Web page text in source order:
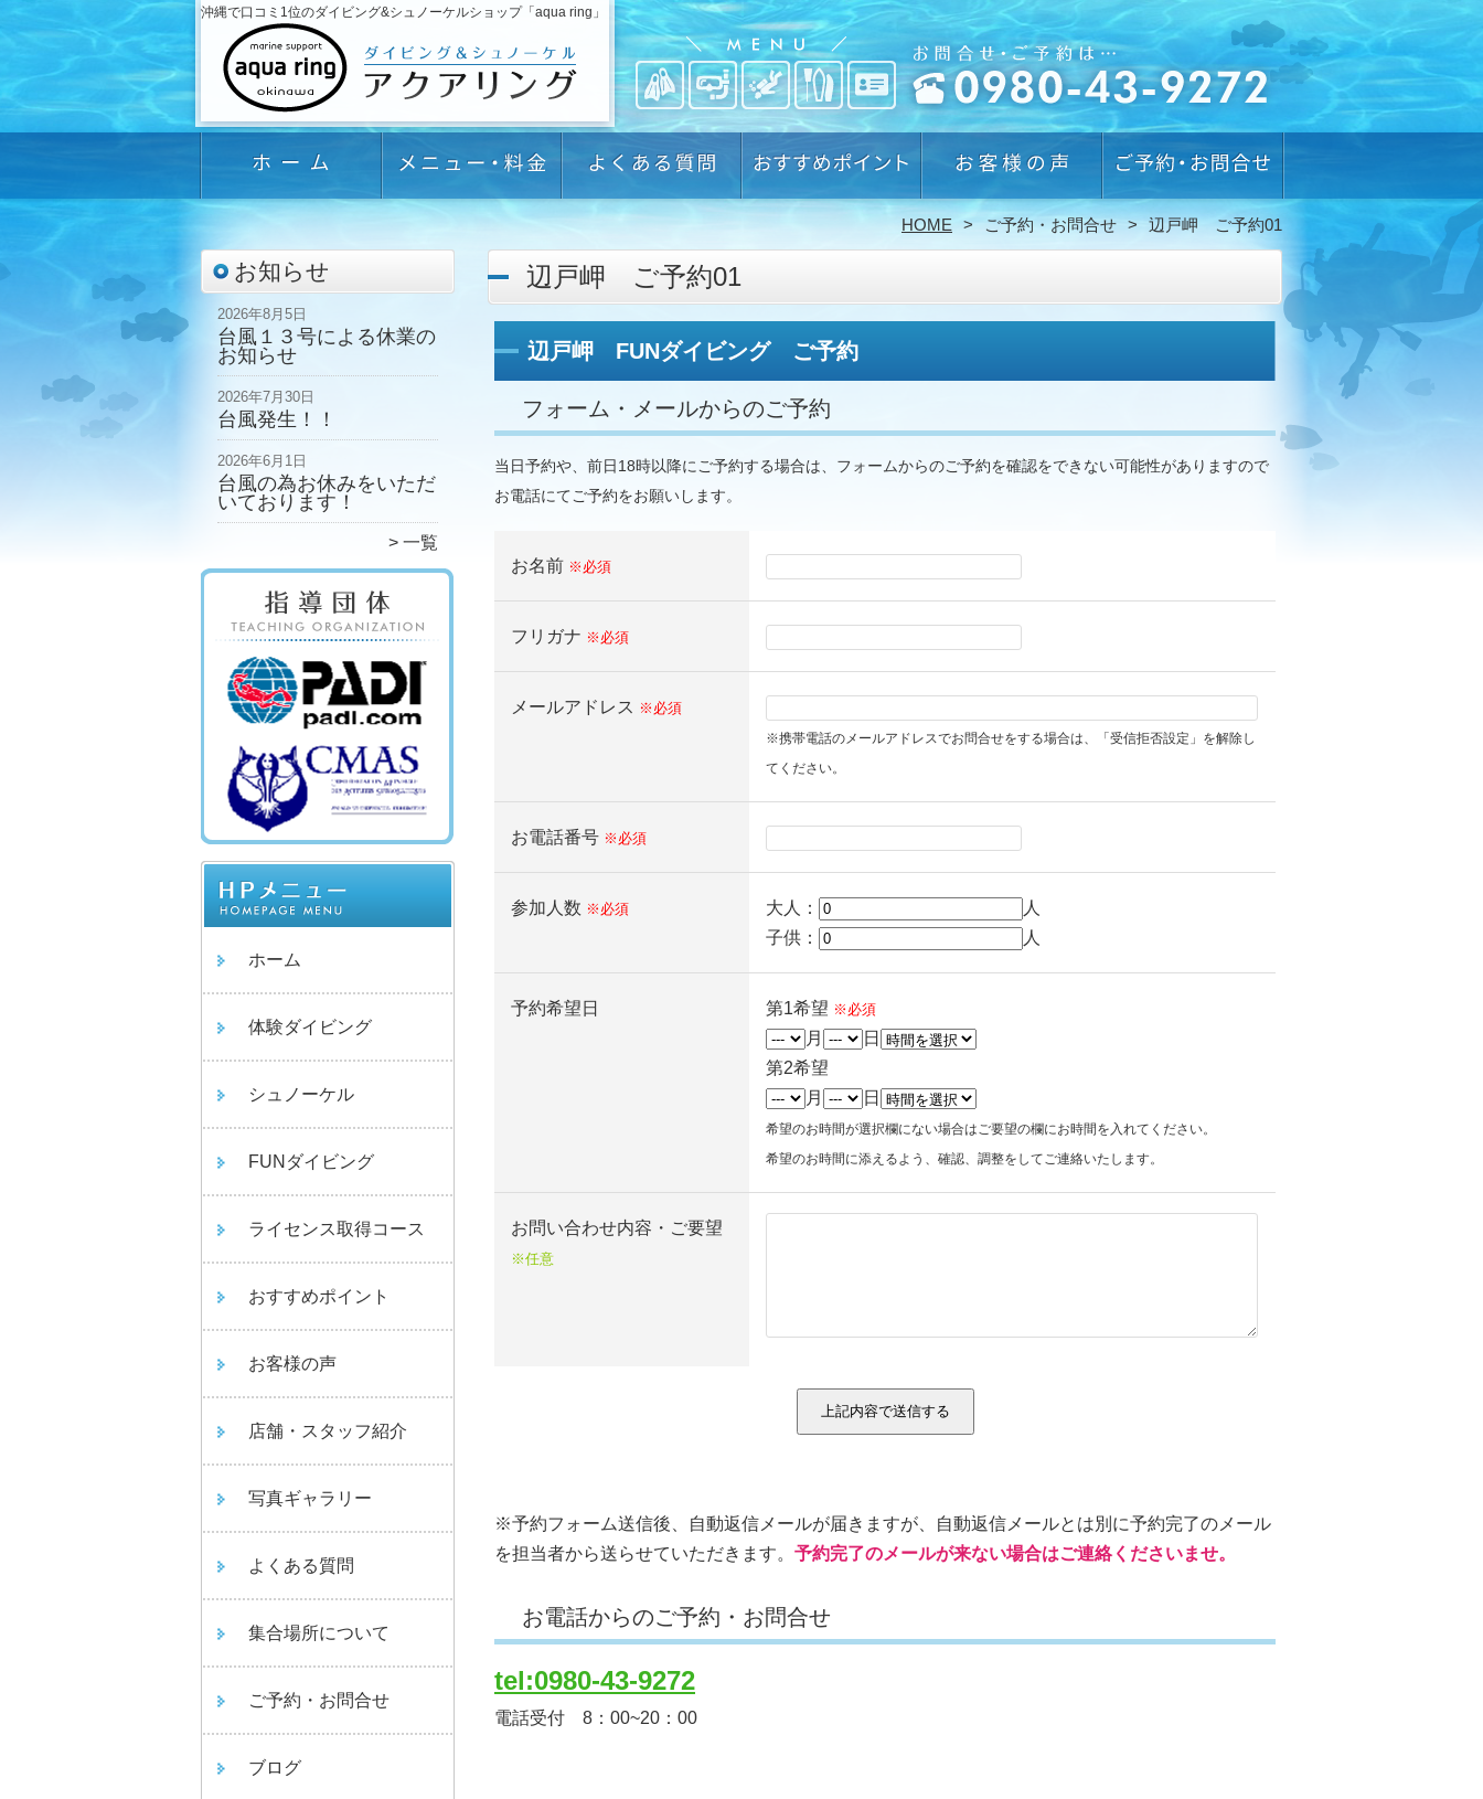
沖縄で口コミ1位のダイビング&シュノーケルショップ「aqua ring」
HOME ご予約・お問合せ 辺戸岬 ご予約01
お知らせ
2026年8月5日
台風１３号による休業の
お知らせ
2026年7月30日
台風発生！！
2026年6月1日
台風の為お休みをいただ
いております！
一覧
ホーム
体験ダイビング
シュノーケル
FUNダイビング
ライセンス取得コース
おすすめポイント
お客様の声
店舗・スタッフ紹介
写真ギャラリー
よくある質問
集合場所について
ご予約・お問合せ
ブログ
辺戸岬 ご予約01
辺戸岬 FUNダイビング ご予約
フォーム・メールからのご予約
当日予約や、前日18時以降にご予約する場合は、フォームからのご予約を確認をできない可能性がありますので
お電話にてご予約をお願いします。
お名前 ※必須
フリガナ ※必須
メールアドレス ※必須
※携帯電話のメールアドレスでお問合せをする場合は、「受信拒否設定」を解除し
てください。
お電話番号 ※必須
参加人数 ※必須 大人：
人
子供：
人
予約希望日 第1希望 ※必須
月
日
第2希望
月
日
希望のお時間が選択欄にない場合はご要望の欄にお時間を入れてください。
希望のお時間に添えるよう、確認、調整をしてご連絡いたします。
お問い合わせ内容・ご要望
※任意
※予約フォーム送信後、自動返信メールが届きますが、自動返信メールとは別に予約完了のメール
を担当者から送らせていただきます。 予約完了のメールが来ない場合はご連絡くださいませ。
お電話からのご予約・お問合せ
tel:0980-43-9272
電話受付 8：00~20：00